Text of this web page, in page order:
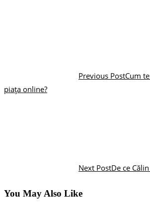
Previous PostCum
piața online?
Next PostDe ce
You May Also Like